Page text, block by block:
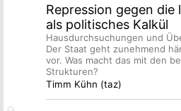
Repression gegen die
als politisches Kalkül
Hausdurchsuchungen und
Der Staat geht zunehmend
vor. Was macht das mit den
Strukturen?
Timm Kühn (taz)